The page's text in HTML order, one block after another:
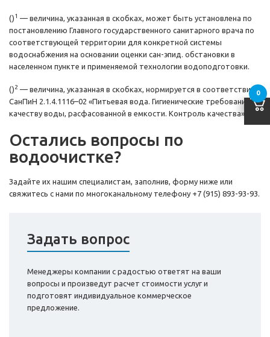
()1 — величина, указанная в скобках, может быть установлена по
постановлению Главного государственного санитарного врача по
соответствующей территории для конкретной системы
водоснабжения на основании оценки сан-эпид. обстановки в
населенном пункте и применяемой технологии водоподготовки.
()2 — величина, указанная в скобках, нормируется в соответствии с
СанПиН 2.1.4.1116–02 «Питьевая вода. Гигиенические требования к
качеству воды, расфасованной в емкости. Контроль качества».
Остались вопросы по
водоочистке?
Задайте их нашим специалистам, заполнив, форму ниже или
свяжитесь с нами по многоканальному телефону +7 (915) 893-93-93
Задать вопрос
Менеджеры компании с радостью ответят на ваши
вопросы и произведут расчет стоимости услуг и
подготовят индивидуальное коммерческое
предложение.
0